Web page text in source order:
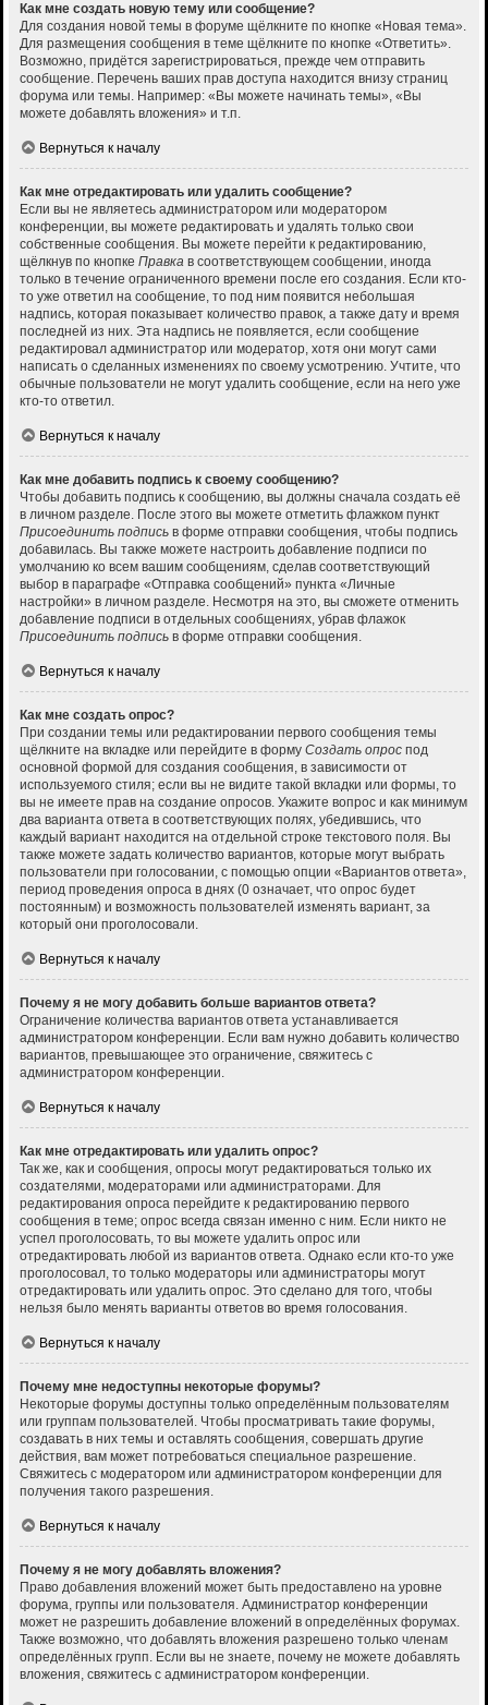
Как мне создать новую тему или сообщение?
Для создания новой темы в форуме щёлкните по кнопке «Новая тема».
Для размещения сообщения в теме щёлкните по кнопке «Ответить».
Возможно, придётся зарегистрироваться, прежде чем отправить
сообщение. Перечень ваших прав доступа находится внизу страниц
форума или темы. Например: «Вы можете начинать темы», «Вы
можете добавлять вложения» и т.п.
Вернуться к началу
Как мне отредактировать или удалить сообщение?
Если вы не являетесь администратором или модератором
конференции, вы можете редактировать и удалять только свои
собственные сообщения. Вы можете перейти к редактированию,
щёлкнув по кнопке Правка в соответствующем сообщении, иногда
только в течение ограниченного времени после его создания. Если кто-
то уже ответил на сообщение, то под ним появится небольшая
надпись, которая показывает количество правок, а также дату и время
последней из них. Эта надпись не появляется, если сообщение
редактировал администратор или модератор, хотя они могут сами
написать о сделанных изменениях по своему усмотрению. Учтите, что
обычные пользователи не могут удалить сообщение, если на него уже
кто-то ответил.
Вернуться к началу
Как мне добавить подпись к своему сообщению?
Чтобы добавить подпись к сообщению, вы должны сначала создать её
в личном разделе. После этого вы можете отметить флажком пункт
Присоединить подпись в форме отправки сообщения, чтобы подпись
добавилась. Вы также можете настроить добавление подписи по
умолчанию ко всем вашим сообщениям, сделав соответствующий
выбор в параграфе «Отправка сообщений» пункта «Личные
настройки» в личном разделе. Несмотря на это, вы сможете отменить
добавление подписи в отдельных сообщениях, убрав флажок
Присоединить подпись в форме отправки сообщения.
Вернуться к началу
Как мне создать опрос?
При создании темы или редактировании первого сообщения темы
щёлкните на вкладке или перейдите в форму Создать опрос под
основной формой для создания сообщения, в зависимости от
используемого стиля; если вы не видите такой вкладки или формы, то
вы не имеете прав на создание опросов. Укажите вопрос и как минимум
два варианта ответа в соответствующих полях, убедившись, что
каждый вариант находится на отдельной строке текстового поля. Вы
также можете задать количество вариантов, которые могут выбрать
пользователи при голосовании, с помощью опции «Вариантов ответа»,
период проведения опроса в днях (0 означает, что опрос будет
постоянным) и возможность пользователей изменять вариант, за
который они проголосовали.
Вернуться к началу
Почему я не могу добавить больше вариантов ответа?
Ограничение количества вариантов ответа устанавливается
администратором конференции. Если вам нужно добавить количество
вариантов, превышающее это ограничение, свяжитесь с
администратором конференции.
Вернуться к началу
Как мне отредактировать или удалить опрос?
Так же, как и сообщения, опросы могут редактироваться только их
создателями, модераторами или администраторами. Для
редактирования опроса перейдите к редактированию первого
сообщения в теме; опрос всегда связан именно с ним. Если никто не
успел проголосовать, то вы можете удалить опрос или
отредактировать любой из вариантов ответа. Однако если кто-то уже
проголосовал, то только модераторы или администраторы могут
отредактировать или удалить опрос. Это сделано для того, чтобы
нельзя было менять варианты ответов во время голосования.
Вернуться к началу
Почему мне недоступны некоторые форумы?
Некоторые форумы доступны только определённым пользователям
или группам пользователей. Чтобы просматривать такие форумы,
создавать в них темы и оставлять сообщения, совершать другие
действия, вам может потребоваться специальное разрешение.
Свяжитесь с модератором или администратором конференции для
получения такого разрешения.
Вернуться к началу
Почему я не могу добавлять вложения?
Право добавления вложений может быть предоставлено на уровне
форума, группы или пользователя. Администратор конференции
может не разрешить добавление вложений в определённых форумах.
Также возможно, что добавлять вложения разрешено только членам
определённых групп. Если вы не знаете, почему не можете добавлять
вложения, свяжитесь с администратором конференции.